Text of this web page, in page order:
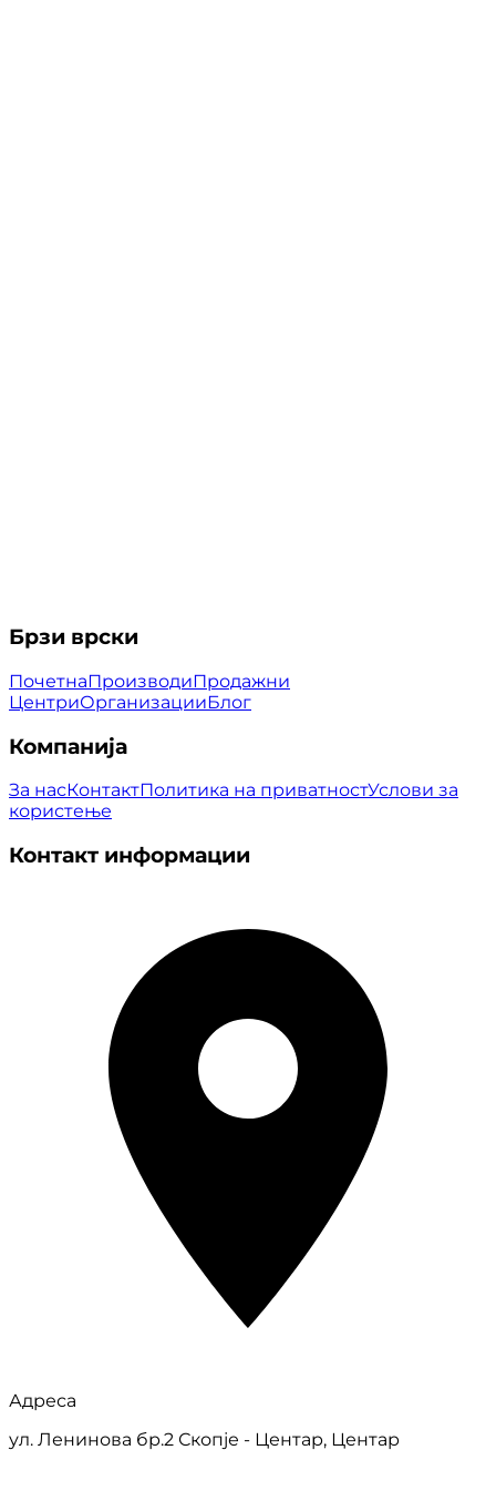
Брзи врски
ПочетнаПроизводиПродажни
ЦентриОрганизацииБлог
Компанија
За насКонтактПолитика на приватностУслови за
користење
Контакт информации
Адреса
ул. Ленинова бр.2 Скопје - Центар, Центар